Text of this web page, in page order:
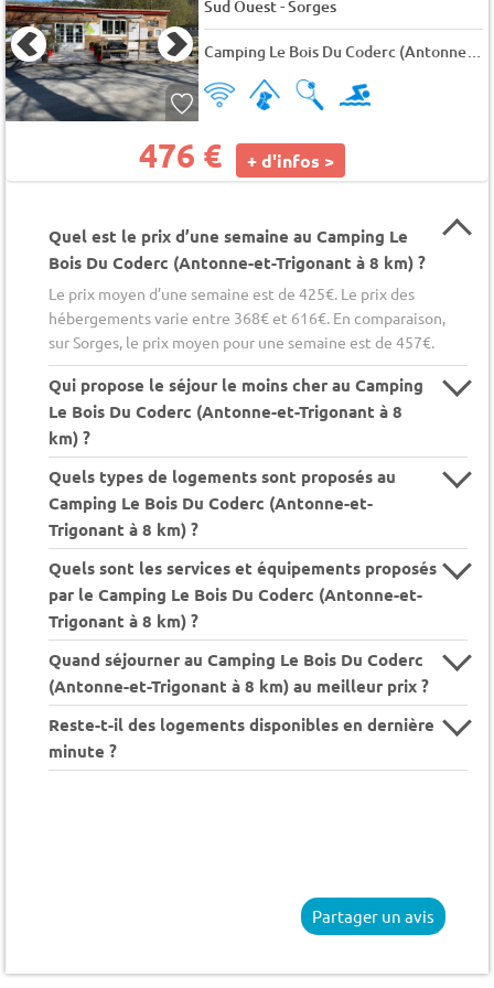
Sud Ouest-Sorges
476 € + d'infos >
Quel est le prix d’une semaine au Camping Le
Bois Du Coderc (Antonne-et-Trigonant à 8 km) ?
Le prix moyen d’une semaine est de 425€. Le prix des
hébergements varie entre 368€ et 616€. En comparaison,
sur Sorges, le prix moyen pour une semaine est de 457€.
Qui propose le séjour le moins cher au Camping
Le Bois Du Coderc (Antonne-et-Trigonant à 8
km) ?
Quels types de logements sont proposés au
Camping Le Bois Du Coderc (Antonne-et-
Trigonant à 8 km) ?
Quels sont les services et équipements proposés
par le Camping Le Bois Du Coderc (Antonne-et-
Trigonant à 8 km) ?
Quand séjourner au Camping Le Bois Du Coderc
(Antonne-et-Trigonant à 8 km) au meilleur prix ?
Reste-t-il des logements disponibles en dernière
minute ?
Partager un avis